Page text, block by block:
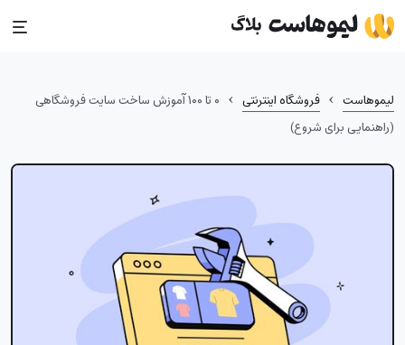
Skip
to
لیموهاست › فروشگاه اینترنتی ›
۰ تا ۱۰۰ آموزش ساخت سایت فروشگاهی
(راهنمایی برای شروع)